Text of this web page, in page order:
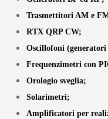
Trasmettitori AM e
RTX QRP CW;
Oscillofoni
Frequenzimetri con
Orologio sveglia;
Solarimetri;
Amplificatori per